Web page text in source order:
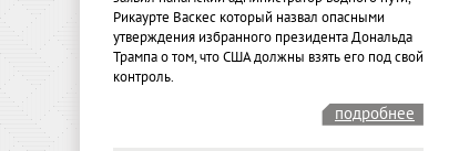
Рикаурте Васкес который назвал опасными
утверждения избранного президента Дональда
Трампа о том, что США должны взять его под свой
контроль.
подробнее